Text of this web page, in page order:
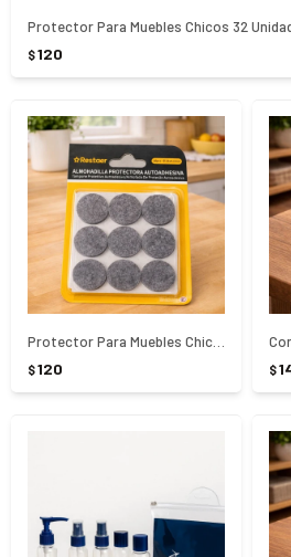
Protector Para Muebles Chicos 32
$120
$120 $